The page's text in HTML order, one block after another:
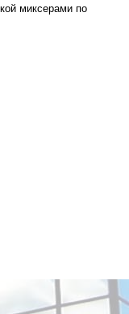
миксерами по